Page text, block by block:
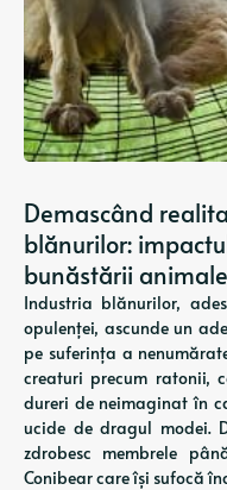
Demascând
blănurilor:
bunăstării
Industria blănurilor,
opulenței, ascunde un
pe suferința a
creaturi precum ratonii,
dureri de neimaginat în
ucide de dragul modei.
zdrobesc membrele
Conibear care își sufocă